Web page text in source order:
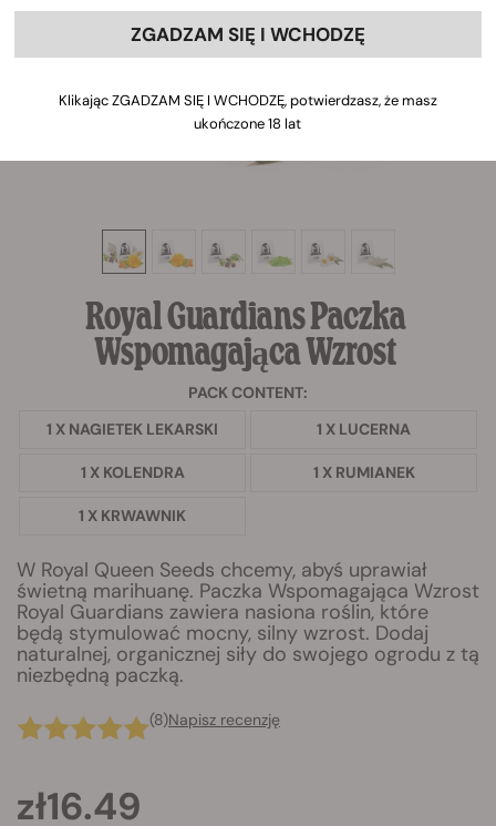
Royal Guardians Paczka
Wspomagająca Wzrost
PACK CONTENT:
1 X NAGIETEK LEKARSKI
1 X LUCERNA
1 X KOLENDRA 1 X RUMIANEK
1 X KRWAWNIK
W Royal Queen Seeds chcemy, abyś uprawiał
świetną marihuanę. Paczka Wspomagająca Wzrost
Royal Guardians zawiera nasiona roślin, które
będą stymulować mocny, silny wzrost. Dodaj
naturalnej, organicznej siły do swojego ogrodu z tą
niezbędną paczką.
(8)Napisz recenzję
zł16.49
ZGADZAM SIĘ I WCHODZĘ
Klikając ZGADZAM SIĘ I WCHODZĘ, potwierdzasz, że masz
ukończone 18 lat